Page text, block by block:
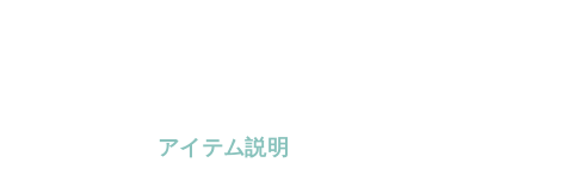
アイテム説明